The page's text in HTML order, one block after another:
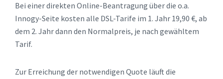
Bei einer direkten Online-Beantragung über die o.a.
Innogy-Seite kosten alle DSL-Tarife im 1. Jahr 19,90 €, ab
dem 2. Jahr dann den Normalpreis, je nach gewähltem
Tarif.
Zur Erreichung der notwendigen Quote läuft die